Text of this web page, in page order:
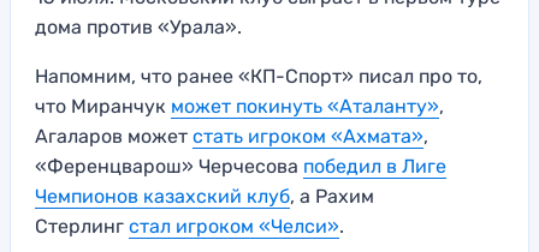
дома против «Урала».
Напомним, что ранее «КП-Спорт» писал про то,
что Миранчук может покинуть «Аталанту»,
Агаларов может стать игроком «Ахмата»,
«Ференцварош» Черчесова победил в Лиге
Чемпионов казахский клуб, а Рахим
Стерлинг стал игроком «Челси».